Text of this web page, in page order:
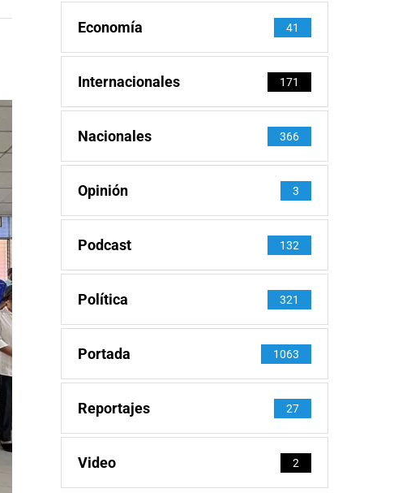
Economía 41
Internacionales 171
Nacionales 366
Opinión 3
Podcast 132
Política 321
Portada 1063
Reportajes 27
Video 2